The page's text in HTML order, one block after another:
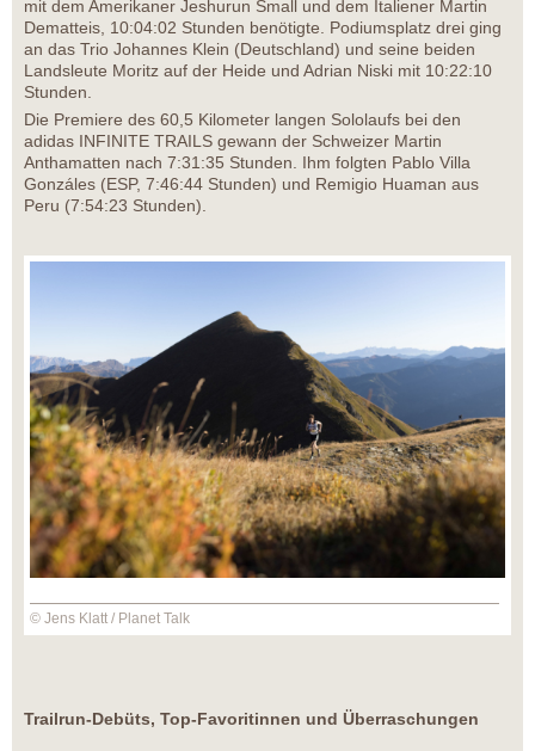
mit dem Amerikaner Jeshurun Small und dem Italiener Martin
Dematteis, 10:04:02 Stunden benötigte. Podiumsplatz drei ging
an das Trio Johannes Klein (Deutschland) und seine beiden
Landsleute Moritz auf der Heide und Adrian Niski mit 10:22:10
Stunden.
Die Premiere des 60,5 Kilometer langen Sololaufs bei den
adidas INFINITE TRAILS gewann der Schweizer Martin
Anthamatten nach 7:31:35 Stunden. Ihm folgten Pablo Villa
Gonzáles (ESP, 7:46:44 Stunden) und Remigio Huaman aus
Peru (7:54:23 Stunden).
© Jens Klatt / Planet Talk
Trailrun-Debüts, Top-Favoritinnen und Überraschungen